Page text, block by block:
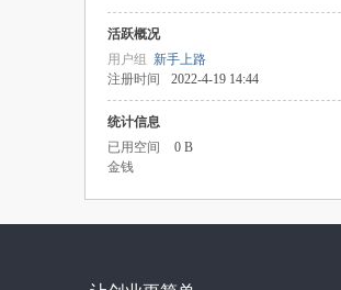
活跃概况
用户组 新手上路
注册时间
2022-4-19 14:44
统计信息
已用空间
0 B
金钱